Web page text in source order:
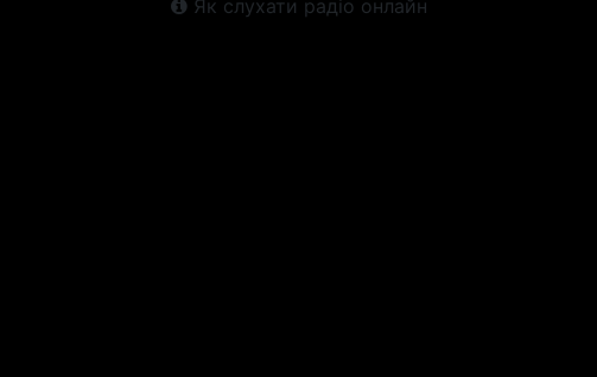
Як слухати радіо онлайн